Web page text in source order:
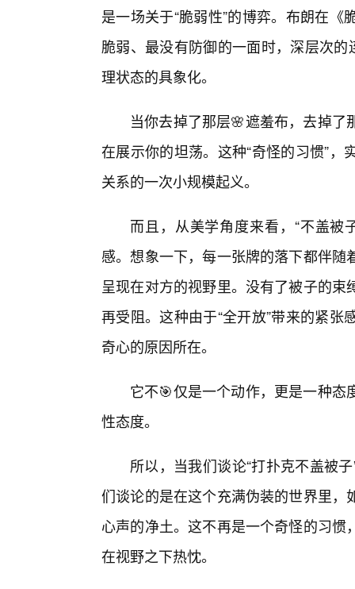
是一场关于“脆弱性”的博弈。布朗在
脆弱、最没有防御的一面时，深层次
理状态的具象化。
当你去掉了那层🌸遮羞布，去掉
在展示你的坦荡。这种“奇怪的习惯”
关系的一次小规模起义。
而且，从美学角度来看，“不盖被
感。想象一下，每一张牌的落下都伴
呈现在对方的视野里。没有了被子的
再受阻。这种由于“全开放”带来的紧
奇心的原因所在。
它不🎯仅是一个动作，更是一种
性态度。
所以，当我们谈论“打扑克不盖被
们谈论的是在这个充满伪装的世界里
心声的净土。这不再是一个奇怪的习
在视野之下热忱。